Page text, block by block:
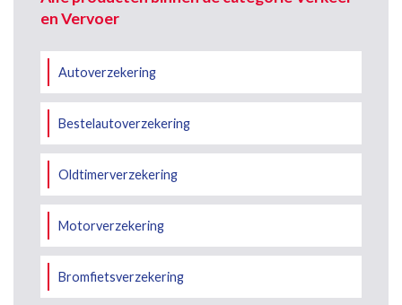
en Vervoer
Autoverzekering
Bestelautoverzekering
Oldtimerverzekering
Motorverzekering
Bromfietsverzekering